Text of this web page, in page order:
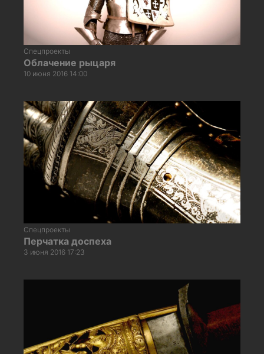
Спецпроекты
Облачение рыцаря
10 июня 2016 14:00
Спецпроекты
Перчатка доспеха
3 июня 2016 17:23